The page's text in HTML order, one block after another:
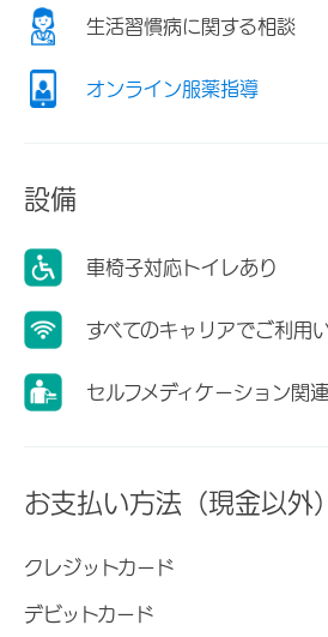
生活習慣病に関する相談
オンライン服薬指導
設備
車椅子対応トイレあり
すべてのキャリアでご利用
セルフメディケーション関
お支払い方法（現金以外）
クレジットカード
デビットカード